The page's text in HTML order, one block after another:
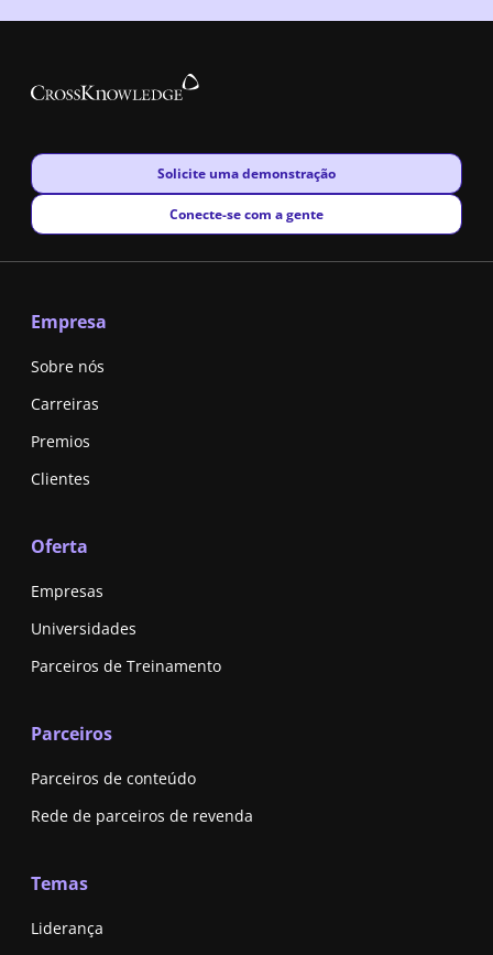
New window
Solicite uma demonstração
New window
Conecte-se com a gente
Empresa
Sobre nós
Carreiras
Premios
Clientes
Oferta
Empresas
Universidades
Parceiros de Treinamento
Parceiros
Parceiros de conteúdo
Rede de parceiros de revenda
Temas
Liderança